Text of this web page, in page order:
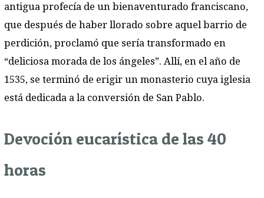
antigua profecía de un bienaventurado franciscano,
que después de haber llorado sobre aquel barrio de
perdición, proclamó que sería transformado en
“deliciosa morada de los ángeles”. Allí, en el año de
1535, se terminó de erigir un monasterio cuya iglesia
está dedicada a la conversión de San Pablo.
Devoción eucarística de las 40
horas